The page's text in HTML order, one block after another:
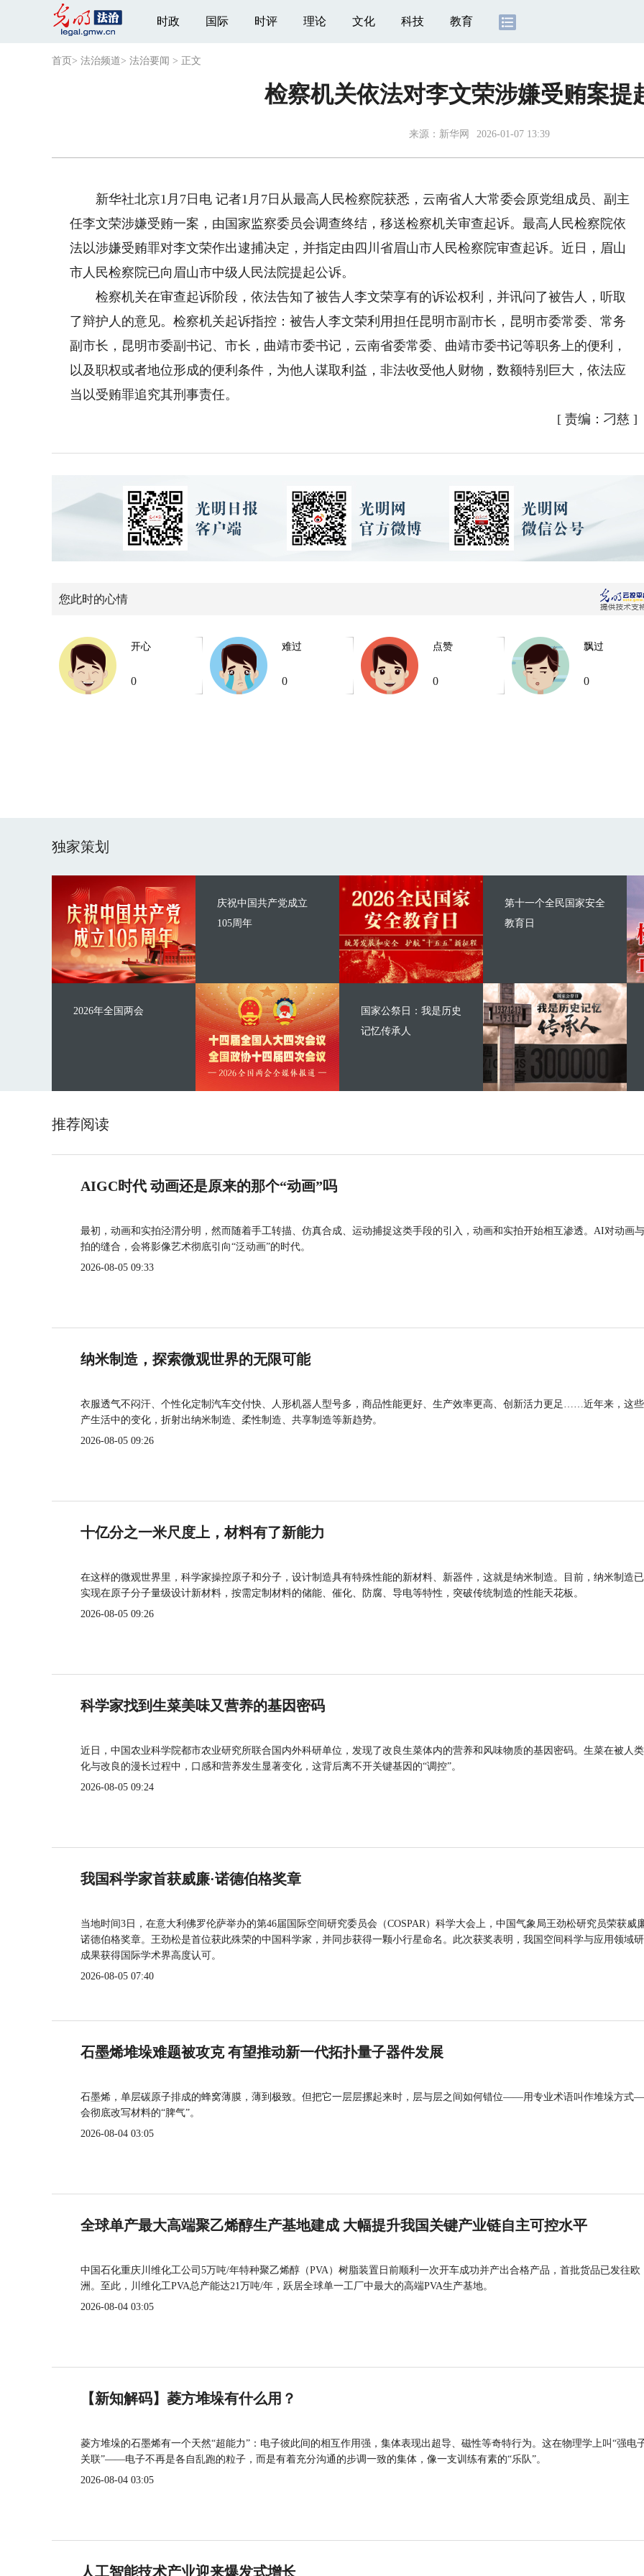
时政 国际 时评 理论 文化 科技 教育
首页 > 法治频道> 法治要闻 > 正文
检察机关依法对李文荣涉嫌受贿案提
来源： 新华网 2026-01-07 13:39
新华社北京1月7日电 记者1月7日从最高人民检察院获悉，云南省人大常委会原党组成员、副主
任李文荣涉嫌受贿一案，由国家监察委员会调查终结，移送检察机关审查起诉。最高人民检察院依
法以涉嫌受贿罪对李文荣作出逮捕决定，并指定由四川省眉山市人民检察院审查起诉。近日，眉山
市人民检察院已向眉山市中级人民法院提起公诉。
检察机关在审查起诉阶段，依法告知了被告人李文荣享有的诉讼权利，并讯问了被告人，听取
了辩护人的意见。检察机关起诉指控：被告人李文荣利用担任昆明市副市长，昆明市委常委、常务
副市长，昆明市委副书记、市长，曲靖市委书记，云南省委常委、曲靖市委书记等职务上的便利，
以及职权或者地位形成的便利条件，为他人谋取利益，非法收受他人财物，数额特别巨大，依法应
当以受贿罪追究其刑事责任。
[ 责编：刁慈 ]
您此时的心情
开心
0
难过
0
点赞
0
飘过
0
独家策划
庆祝中国共产党成立
105周年
2026年全国两会
第十一个全民国家安全
教育日
国家公祭日：我是历史
记忆传承人
推荐阅读
AIGC时代 动画还是原来的那个“动画”吗
最初，动画和实拍泾渭分明，然而随着手工转描、仿真合成、运动捕捉这类手段的引入，动画和实拍开始相互渗透。AI对动画
拍的缝合，会将影像艺术彻底引向“泛动画”的时代。
2026-08-05 09:33
纳米制造，探索微观世界的无限可能
衣服透气不闷汗、个性化定制汽车交付快、人形机器人型号多，商品性能更好、生产效率更高、创新活力更足……近年来，这
产生活中的变化，折射出纳米制造、柔性制造、共享制造等新趋势。
2026-08-05 09:26
十亿分之一米尺度上，材料有了新能力
在这样的微观世界里，科学家操控原子和分子，设计制造具有特殊性能的新材料、新器件，这就是纳米制造。目前，纳米制造
实现在原子分子量级设计新材料，按需定制材料的储能、催化、防腐、导电等特性，突破传统制造的性能天花板。
2026-08-05 09:26
科学家找到生菜美味又营养的基因密码
近日，中国农业科学院都市农业研究所联合国内外科研单位，发现了改良生菜体内的营养和风味物质的基因密码。生菜在被人
化与改良的漫长过程中，口感和营养发生显著变化，这背后离不开关键基因的“调控”。
2026-08-05 09:24
我国科学家首获威廉·诺德伯格奖章
当地时间3日，在意大利佛罗伦萨举办的第46届国际空间研究委员会（COSPAR）科学大会上，中国气象局王劲松研究员荣获威
诺德伯格奖章。王劲松是首位获此殊荣的中国科学家，并同步获得一颗小行星命名。此次获奖表明，我国空间科学与应用领域
成果获得国际学术界高度认可。
2026-08-05 07:40
石墨烯堆垛难题被攻克 有望推动新一代拓扑量子器件发展
石墨烯，单层碳原子排成的蜂窝薄膜，薄到极致。但把它一层层摞起来时，层与层之间如何错位——用专业术语叫作堆垛方
会彻底改写材料的“脾气”。
2026-08-04 03:05
全球单产最大高端聚乙烯醇生产基地建成 大幅提升我国关键产业链自主可控水平
中国石化重庆川维化工公司5万吨/年特种聚乙烯醇（PVA）树脂装置日前顺利一次开车成功并产出合格产品，首批货品已发往欧
洲。至此，川维化工PVA总产能达21万吨/年，跃居全球单一工厂中最大的高端PVA生产基地。
2026-08-04 03:05
【新知解码】菱方堆垛有什么用？
菱方堆垛的石墨烯有一个天然“超能力”：电子彼此间的相互作用强，集体表现出超导、磁性等奇特行为。这在物理学上叫“强电
关联”——电子不再是各自乱跑的粒子，而是有着充分沟通的步调一致的集体，像一支训练有素的“乐队”。
2026-08-04 03:05
人工智能技术产业迎来爆发式增长